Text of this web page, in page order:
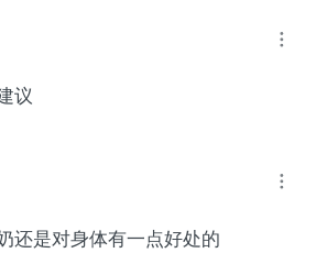
议
还是对身体有一点好处的